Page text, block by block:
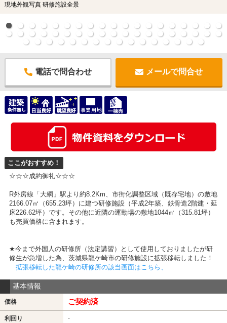
現地外観写真 研修施設全景
電話で問合わせ メールで問合せ
ここがおすすめ！
☆☆☆成約御礼☆☆☆
R外房線「大網」駅より約8.2Km、市街化調整区域（既存宅地）の敷地
2166.07㎡（655.23坪）に建つ研修施設（平成2年築、鉄骨造2階建・延
床226.62坪）です。その他に近隣の運動場の敷地1044㎡（315.81坪）
も売買価格に含まれます。
★今まで外国人の研修所（法定講習）として使用しておりましたが研
修生が急増した為、茨城県龍ケ崎市の研修施設に拡張移転しました！
拡張移転した龍ケ崎の研修所の該当画面はこちら、
基本情報
価格 ご契約済
利回り -